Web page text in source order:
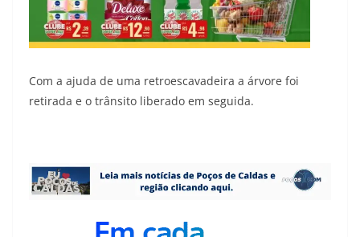
Com a ajuda de uma retroescavadeira a árvore foi
retirada e o trânsito liberado em seguida.